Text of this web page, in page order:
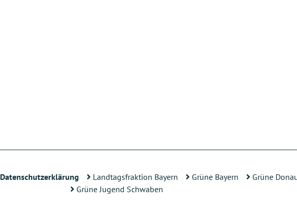
Datenschutzerklärung Landtagsfraktion Bayern Grüne Bayern
Grüne
Grüne Jugend Schwaben